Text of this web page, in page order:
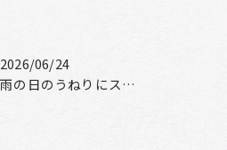
2026/06/24
【雨の日のうねりにストレートロック】